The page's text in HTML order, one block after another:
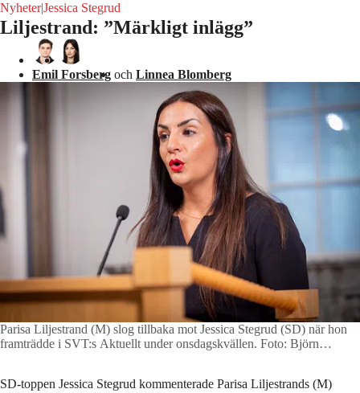
Nyheter|Jessica Stegrud
Liljestrand: ”Märkligt inlägg”
Emil Forsberg och Linnea Blomberg
Parisa Liljestrand (M) slog tillbaka mot Jessica Stegrud (SD) när hon
framträdde i SVT:s Aktuellt under onsdagskvällen.
SD-toppen Jessica Stegrud kommenterade Parisa Liljestrands (M)